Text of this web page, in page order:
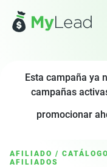
Esta campaña ya
campañas
promocionar
AFILIADO /
AFILIADOS